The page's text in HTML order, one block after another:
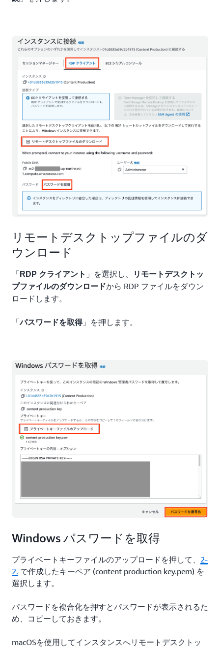
リモートデスクトップファイルのダ
ウンロード
「 RDP クライアント 」を選択し、
リモートデスクトッ
プファイルのダウンロードから RDP ファイルをダウン
ロードします。
「パスワードを取得」を押します。
Windows パスワードを取得
プライベートキーファイルのアップロードを押して、 2-
2. で作成したキーペア (content production key.pem) を
選択します。
パスワードを複合化を押すとパスワードが表示されるた
め、コピーしておきます。
macOSを使用してインスタンスへリモートデスクトッ